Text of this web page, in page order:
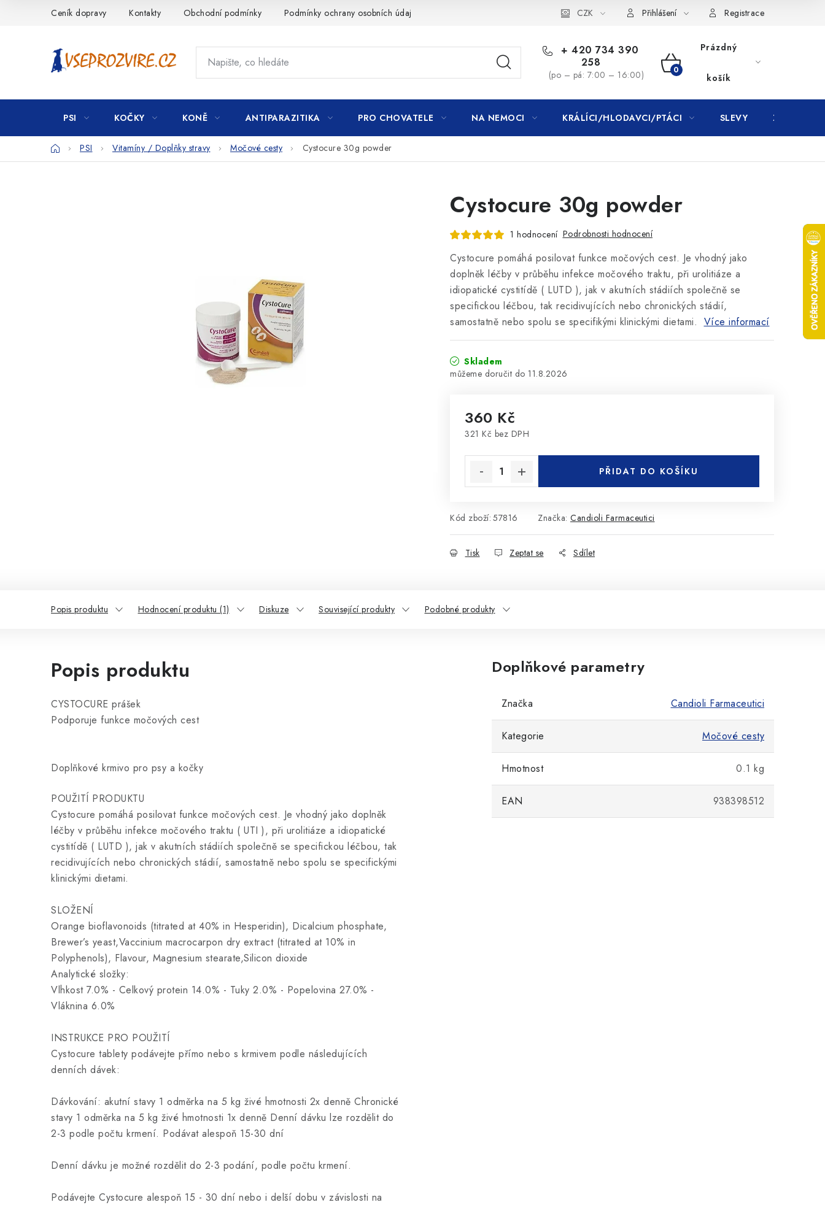
Ceník dopravy Kontakty Obchodní podmínky Podmínky ochrany osobních údajů CZK Přihlášení Registrace
+ 420 734 390
258
(po – pá: 7:00 – 16:00)
NÁKUPNÍ
KOŠÍK
Prázdný
košík
PSI KOČKY KONĚ ANTIPARAZITIKA PRO CHOVATELE NA NEMOCI KRÁLÍCI/HLODAVCI/PTÁCI SLEVY ZNAČKY
DomůPSI Vitamíny / Doplňky stravy Močové cesty Cystocure 30g powder
Cystocure 30g powder
1 hodnocení Podrobnosti hodnocení
Cystocure pomáhá posilovat funkce močových cest. Je vhodný jako
doplněk léčby v průběhu infekce močového traktu, při urolitiáze a
idiopatické cystitídě ( LUTD ), jak v akutních stádiích společně se
specifickou léčbou, tak recidivujících nebo chronických stádií,
samostatně nebo spolu se specifikými klinickými dietami. Více informací
Skladem
11.8.2026
360 Kč
321 Kč bez DPH
PŘIDAT DO KOŠÍKU
Kód zboží: 57816 Značka: Candioli Farmaceutici
Tisk Zeptat se Sdílet
Popis produktu Hodnocení produktu (1) Diskuze Související produkty Podobné produkty
Popis produktu
CYSTOCURE prášek
Podporuje funkce močových cest
Doplňkové krmivo pro psy a kočky
POUŽITÍ PRODUKTU
Cystocure pomáhá posilovat funkce močových cest. Je vhodný jako doplněk
léčby v průběhu infekce močového traktu ( UTI ), při urolitiáze a idiopatické
cystitídě ( LUTD ), jak v akutních stádiích společně se specifickou léčbou, tak
recidivujících nebo chronických stádií, samostatně nebo spolu se specifickými
klinickými dietami.
SLOŽENÍ
Orange bioflavonoids (titrated at 40% in Hesperidin), Dicalcium phosphate,
Brewer’s yeast,Vaccinium macrocarpon dry extract (titrated at 10% in
Polyphenols), Flavour, Magnesium stearate,Silicon dioxide
Analytické složky:
Vlhkost 7.0% - Celkový protein 14.0% - Tuky 2.0% - Popelovina 27.0% -
Vláknina 6.0%
INSTRUKCE PRO POUŽITÍ
Cystocure tablety podávejte přímo nebo s krmivem podle následujících
denních dávek:
Dávkování: akutní stavy 1 odměrka na 5 kg živé hmotnosti 2x denně Chronické
stavy 1 odměrka na 5 kg živé hmotnosti 1x denně Denní dávku lze rozdělit do
2-3 podle počtu krmení. Podávat alespoň 15-30 dní
Denní dávku je možné rozdělit do 2-3 podání, podle počtu krmení.
Podávejte Cystocure alespoň 15 - 30 dní nebo i delší dobu v závislosti na
Doplňkové parametry
Značka Candioli Farmaceutici
Kategorie Močové cesty
Hmotnost 0.1 kg
EAN 938398512